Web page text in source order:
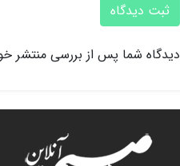
ثبت دیدگاه
دیدگاه شما پس از بررسی منتشر